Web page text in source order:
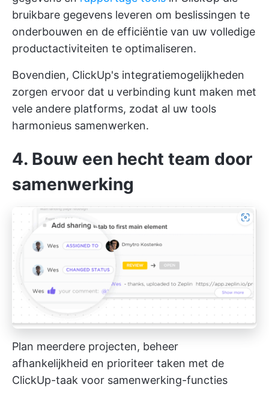
bruikbare gegevens leveren om beslissingen te
onderbouwen en de efficiëntie van uw volledige
productactiviteiten te optimaliseren.
Bovendien, ClickUp's integratiemogelijkheden
zorgen ervoor dat u verbinding kunt maken met
vele andere platforms, zodat al uw tools
harmonieus samenwerken.
4. Bouw een hecht team door
samenwerking
Plan meerdere projecten, beheer
afhankelijkheid en prioriteer taken met de
ClickUp-taak voor samenwerking-functies